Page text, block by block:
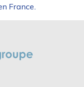
France.